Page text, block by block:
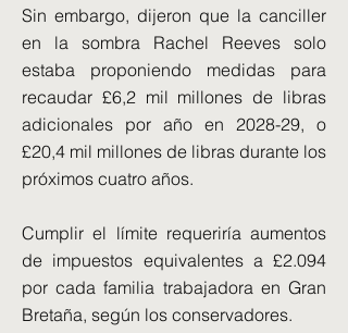
Sin embargo, dijeron que la canciller
en la sombra Rachel Reeves solo
estaba proponiendo medidas para
recaudar £6,2 mil millones de libras
adicionales por año en 2028-29, o
£20,4 mil millones de libras durante los
próximos cuatro años.
Cumplir el límite requeriría aumentos
de impuestos equivalentes a £2.094
por cada familia trabajadora en Gran
Bretaña, según los conservadores.